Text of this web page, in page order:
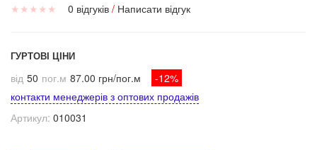
★ ★ ★ ★ ★ 0 відгуків / Написати відгук
ГУРТОВІ ЦІНИ
від 50 пог.м 87.00 грн/пог.м
-12%
контакти менеджерів з оптових продажів
Артикул: 010031